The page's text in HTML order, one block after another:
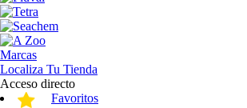
Marcas
Localiza Tu Tienda
Acceso directo
Favoritos